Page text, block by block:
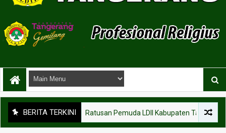
BERITA TERKINI
KEGIATAN Ratusan Pemuda LDII Kabupaten Tangerang Ikuti